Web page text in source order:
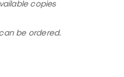
copies
be ordered.